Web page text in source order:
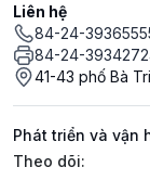
Liên hệ
84-24-
84-24-
41-43 phố Bà
Phát triển và vận
Mạng xã
Theo dõi: